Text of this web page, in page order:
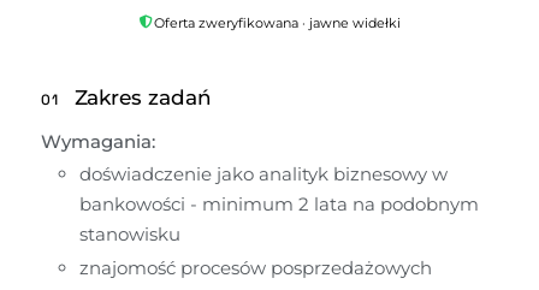
Oferta zweryfikowana · jawne widełki
01 Zakres zadań
Wymagania:
doświadczenie jako analityk biznesowy w
bankowości - minimum 2 lata na podobnym
stanowisku
znajomość procesów posprzedażowych